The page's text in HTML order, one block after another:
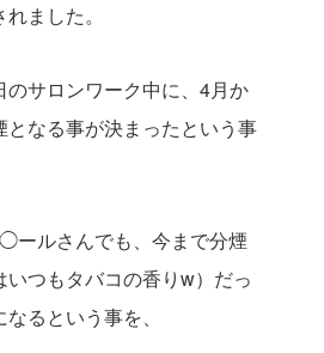
ました。
のサロンワーク中に、4月か
となる事が決まったという事
ールさんでも、今まで分煙
いつもタバコの香りw）だっ
るという事を、